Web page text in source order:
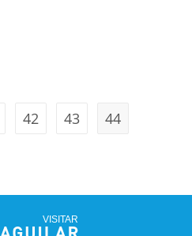
42 43 44
VISITAR